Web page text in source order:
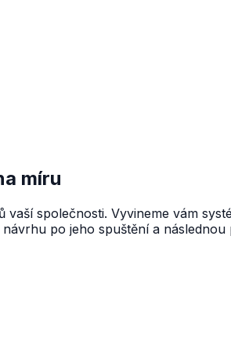
míru
společnosti. Vyvineme vám
po jeho spuštění a